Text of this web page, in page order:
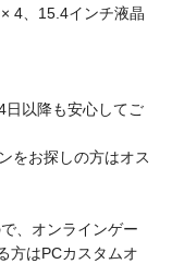
4、15.4インチ液晶
日以降も安心してご
をお探しの方はオス
、オンラインゲー
方はPCカスタムオ